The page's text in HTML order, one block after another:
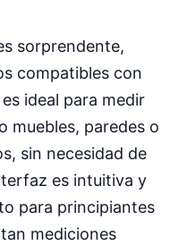
sorprendente,
compatibles con
ideal para medir
muebles, paredes o
sin necesidad de
es intuitiva y
para principiantes
mediciones